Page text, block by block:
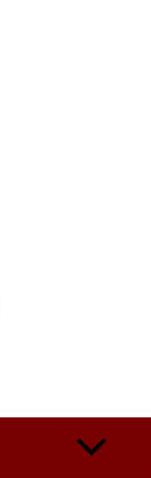
MENU
TOGGLE